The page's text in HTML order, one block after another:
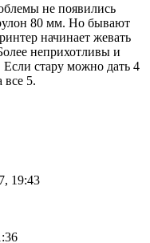
не появились
80 мм. Но бывают
начинает жевать
неприхотливы и
Если стару можно дать 4
все 5.
19:43